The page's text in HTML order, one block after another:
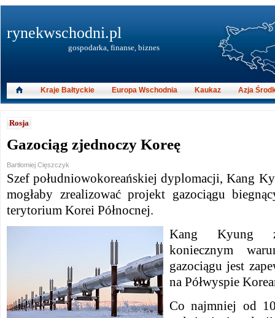
Rosja
Gazociąg zjednoczy Koreę
Bartłomiej Cięszczyk
Szef południowokoreańskiej dyplomacji, Kang
mogłaby zrealizować projekt gazociągu
terytorium Korei Północnej.
Kang Kyung
koniecznym
gazociągu jest
na Półwyspie
Co najmniej od
rynekwschodni.pl
gospodarka, finanse, biznes
Kraje Bałtyckie Europa Wschodnia Kaukaz Azja